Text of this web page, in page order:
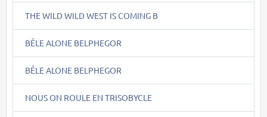
THE WILD WILD WEST IS COMING B
BÊLE ALONE BELPHEGOR
BÊLE ALONE BELPHEGOR
NOUS ON ROULE EN TRISOBYCLE